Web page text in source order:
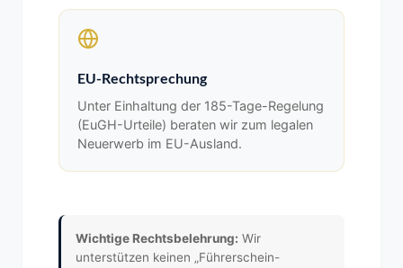
EU-Rechtsprechung
Unter Einhaltung der 185-Tage-Regelung
(EuGH-Urteile) beraten wir zum legalen
Neuerwerb im EU-Ausland.
Wichtige Rechtsbelehrung: Wir
unterstützen keinen „Führerschein-